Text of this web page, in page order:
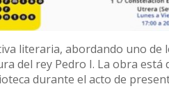
literaria, abordando uno de
del rey Pedro I. La obra está
durante el acto de